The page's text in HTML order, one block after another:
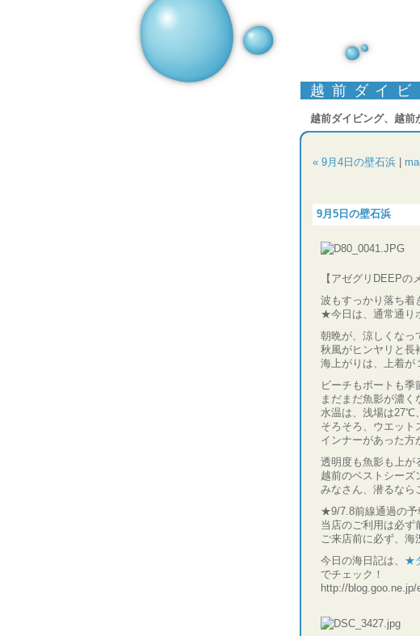
越前ダイ
越前ダイビング、越前
« 9月4日の壁石浜
9月5日の壁石浜
【アゼグリDEEP
波もすっかり落ち着
★今日は、通常通り
朝晩が、涼しくなっ
秋風がヒンヤリと長
海上がりは、上着が
ビーチもボートも季
まだまだ魚影が濃く
水温は、浅場は27℃
そろそろ、ウエット
インナーがあった方
透明度も魚影も上
越前のベストシーズ
みなさん、潜るなら
★9/7.8前線通過の
当店のご利用は必ず
ご来店前に必ず、海
今日の海日記は、 ★
でチェック！
http://